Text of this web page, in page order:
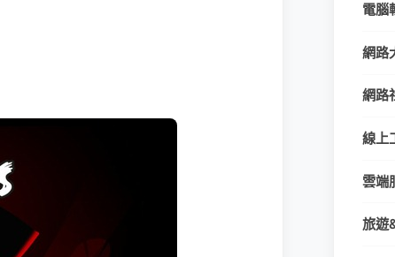
電腦
網路
網路
線上
雲端
旅遊